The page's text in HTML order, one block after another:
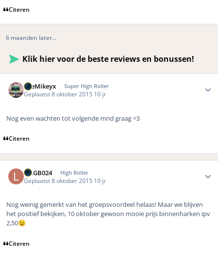
Citeren
6 maanden later...
Klik hier voor de beste reviews en bonussen!
TheMikeyx Super High Roller
Geplaatst8 oktober 2015 10 jr
Nog even wachten tot volgende mnd graag <3
Citeren
LMGB024 High Roller
Geplaatst8 oktober 2015 10 jr
Nog weinig gemerkt van het groepsvoordeel helaas! Maar we blijven
het positief bekijken, 10 oktober gewoon mooie prijs binnenharken ipv
2,50😉
Citeren